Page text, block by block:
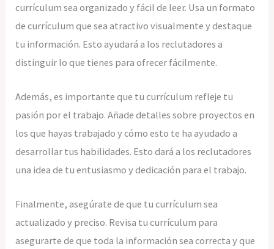
currículum sea organizado y fácil de leer. Usa un formato
de currículum que sea atractivo visualmente y destaque
tu información. Esto ayudará a los reclutadores a
distinguir lo que tienes para ofrecer fácilmente.
Además, es importante que tu currículum refleje tu
pasión por el trabajo. Añade detalles sobre proyectos en
los que hayas trabajado y cómo esto te ha ayudado a
desarrollar tus habilidades. Esto dará a los reclutadores
una idea de tu entusiasmo y dedicación para el trabajo.
Finalmente, asegúrate de que tu currículum sea
actualizado y preciso. Revisa tu currículum para
asegurarte de que toda la información sea correcta y que